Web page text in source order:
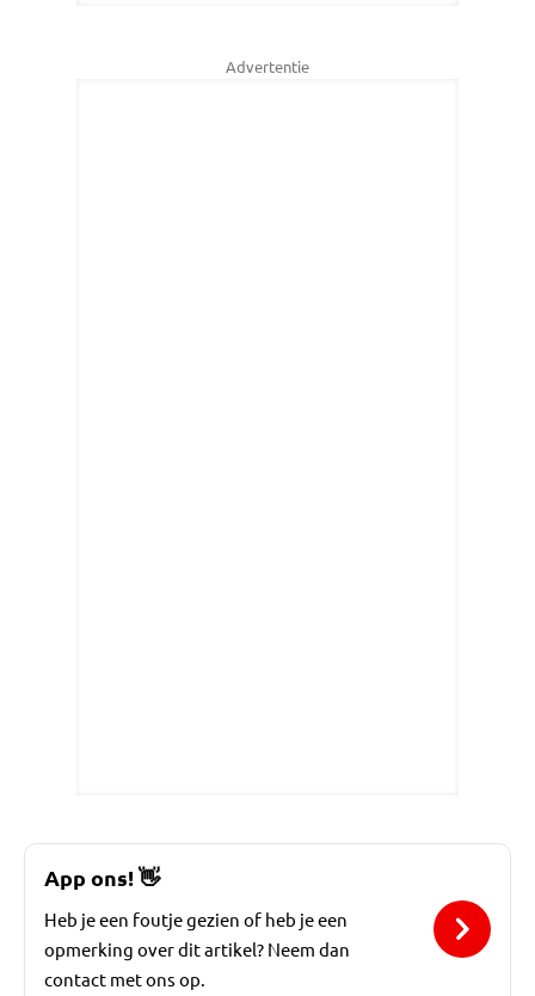
Advertentie
App ons!👋
Heb je een foutje gezien of heb je een
opmerking over dit artikel? Neem dan
contact met ons op.